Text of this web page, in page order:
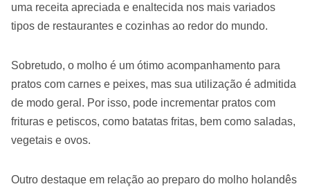
uma receita apreciada e enaltecida nos mais variados
tipos de restaurantes e cozinhas ao redor do mundo.
Sobretudo, o molho é um ótimo acompanhamento para
pratos com carnes e peixes, mas sua utilização é admitida
de modo geral. Por isso, pode incrementar pratos com
frituras e petiscos, como batatas fritas, bem como saladas,
vegetais e ovos.
Outro destaque em relação ao preparo do molho holandês